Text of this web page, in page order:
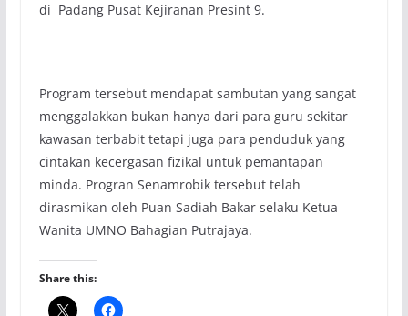
di Padang Pusat Kejiranan Presint 9.
Program tersebut mendapat sambutan yang sangat
menggalakkan bukan hanya dari para guru sekitar
kawasan terbabit tetapi juga para penduduk yang
cintakan kecergasan fizikal untuk pemantapan
minda. Progran Senamrobik tersebut telah
dirasmikan oleh Puan Sadiah Bakar selaku Ketua
Wanita UMNO Bahagian Putrajaya.
Share this: